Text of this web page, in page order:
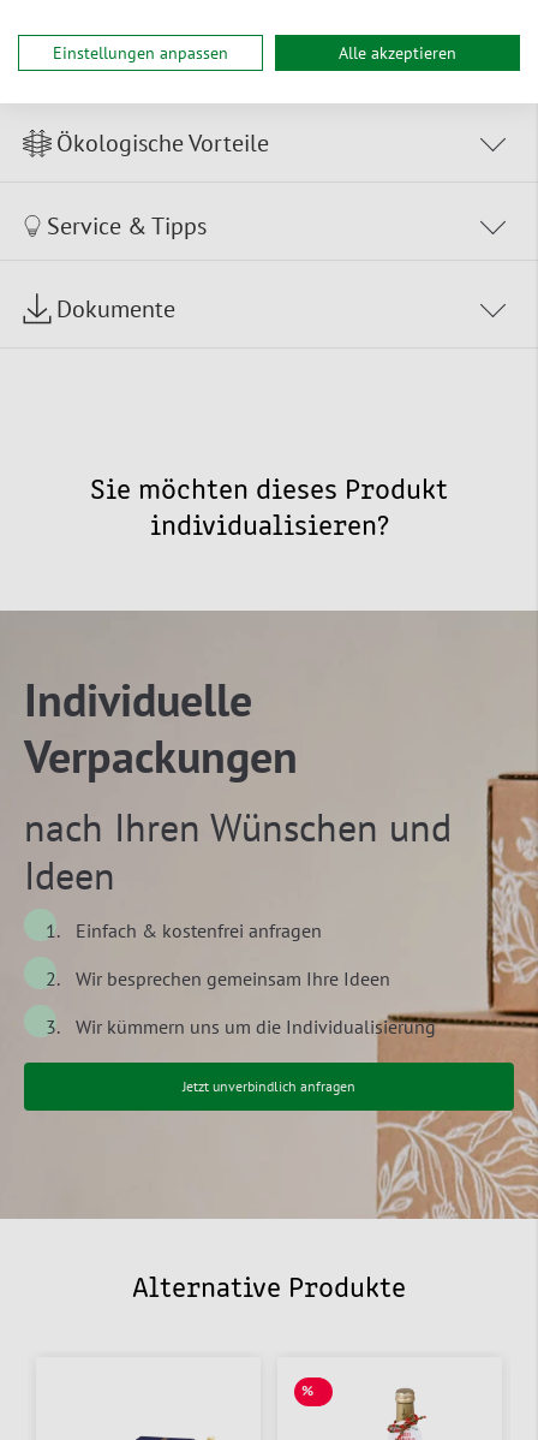
Zur Bestelltabelle ↑ Beratung anfordern
Ökologische Vorteile
Service & Tipps
Dokumente
Sie möchten dieses Produkt
individualisieren?
Individuelle
Verpackungen
nach Ihren Wünschen und
Ideen
Einfach & kostenfrei anfragen
Wir besprechen gemeinsam Ihre Ideen
Wir kümmern uns um die Individualisierung
Jetzt unverbindlich anfragen
Alternative Produkte
%
Einstellungen anpassen Alle akzeptieren